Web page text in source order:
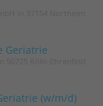
Geriatrie
(w/m/d)